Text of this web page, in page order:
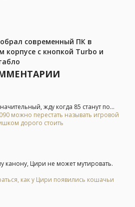
современный ПК в
корпусе с кнопкой Turbo и
жду когда 85 станут по...
можно перестать называть игровой
дорого стоить
канону, Цири не может мутировать.
как у Цири появились кошачьи